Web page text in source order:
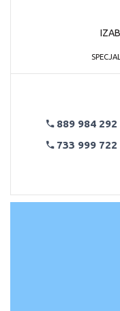
889 984 292
733 999 722